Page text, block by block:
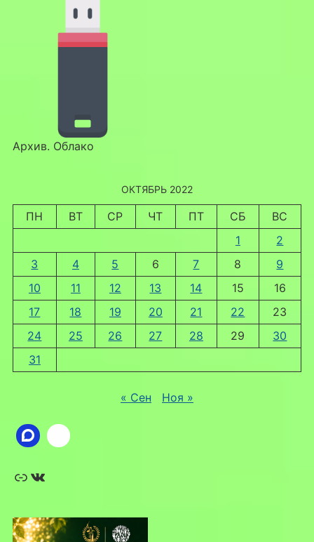
Архив. Облако
ОКТЯБРЬ 2022
ПН ВТ СР ЧТ ПТ СБ
ВС
1
2
3
4 5 6 7 8
9
10
11 12 13 14 15
16
17
18 19 20 21 22
23
24
25 26 27 28 29
30
31
« Сен Ноя »
Ссылка